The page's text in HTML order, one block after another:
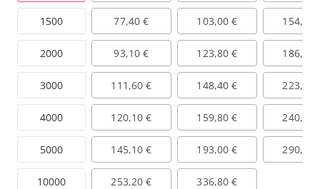
1500
2000
3000
4000
5000
10000
77,40 € 103,00 € 154,90
93,10 € 123,80 € 186,20
111,60 € 148,40 € 223,20
120,10 € 159,80 € 240,20
145,10 € 193,00 € 290,20
253,20 € 336,80 €